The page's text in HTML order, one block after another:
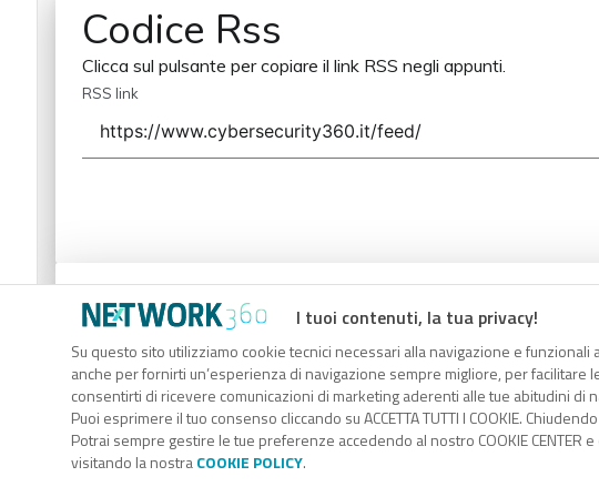
I tuoi contenuti, la tua privacy!
Su questo sito utilizziamo cookie tecnici necessari alla navigazione e
anche per fornirti un’esperienza di navigazione sempre migliore, per
consentirti di ricevere comunicazioni di marketing aderenti alle tue abitudini di
Puoi esprimere il tuo consenso cliccando su ACCETTA TUTTI I COOKIE.
Potrai sempre gestire le tue preferenze accedendo al nostro COOKIE
visitando la nostraCOOKIE POLICY.
Codice Rss
Clicca sul pulsante per copiare il link RSS negli appunti.
RSS link
Codice Rss
Clicca sul pulsante per copiare il link RSS negli appunti.
RSS link